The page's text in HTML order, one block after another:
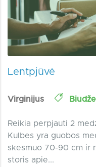
Lentpjūvė
Virginijus
Reikia perpjauti 2
Kulbes yra guobos
skesmuo 70-90 cm ir
storis apie...